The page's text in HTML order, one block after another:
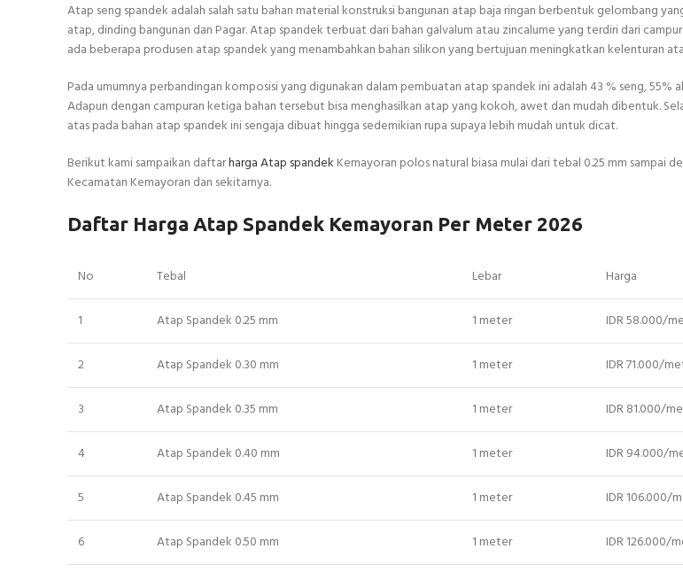
Atap seng spandek adalah salah satu bahan material konstruksi bangunan atap baja ringan berbentuk gelombang
atap, dinding bangunan dan Pagar. Atap spandek terbuat dari bahan galvalum atau zincalume yang terdiri dari
ada beberapa produsen atap spandek yang menambahkan bahan silikon yang bertujuan meningkatkan kelenturan
Pada umumnya perbandingan komposisi yang digunakan dalam pembuatan atap spandek ini adalah 43 % seng, 55%
Adapun dengan campuran ketiga bahan tersebut bisa menghasilkan atap yang kokoh, awet dan mudah dibentuk.
atas pada bahan atap spandek ini sengaja dibuat hingga sedemikian rupa supaya lebih mudah untuk dicat.
Berikut kami sampaikan daftarharga Atap spandek Kemayoran polos natural biasa mulai dari tebal 0.25 mm sampai
Kecamatan Kemayoran dan sekitarnya.
Daftar Harga Atap Spandek Kemayoran Per Meter 2026
No Tebal Lebar Harga
1 Atap Spandek 0.25 mm 1 meter IDR 58.000/
2 Atap Spandek 0.30 mm 1 meter IDR 71.000/
3 Atap Spandek 0.35 mm 1 meter IDR 81.000/
4 Atap Spandek 0.40 mm 1 meter IDR 94.000/
5 Atap Spandek 0.45 mm 1 meter IDR 106.000/
6 Atap Spandek 0.50 mm 1 meter IDR 126.000/